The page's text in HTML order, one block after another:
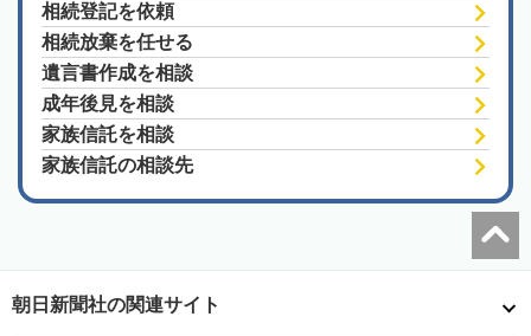
相続登記を依頼
相続放棄を任せる
遺言書作成を相談
成年後見を相談
家族信託を相談
家族信託の相談先
朝日新聞社の関連サイト